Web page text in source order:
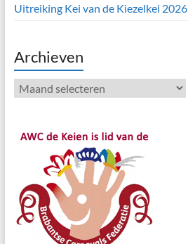
Uitreiking Kei van de Kiezelkei 2026
Archieven
Archieven